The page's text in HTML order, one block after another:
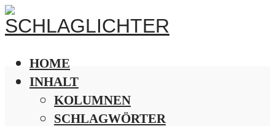
HOME
INHALT
KOLUMNEN
SCHLAGWÖRTER